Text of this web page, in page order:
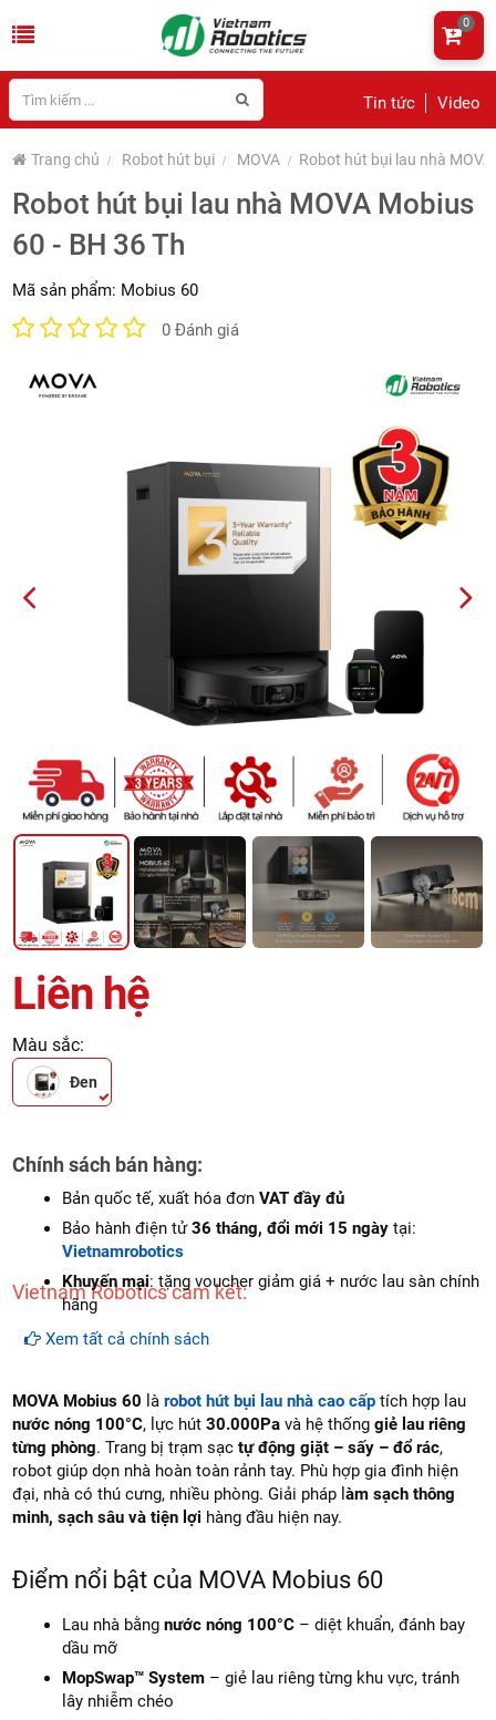
Tin tức Video
0
Trang chủ Robot hút bụi MOVA Robot hút bụi lau nhà
Robot hút bụi lau nhà MOVA Mobius
60 - BH 36 Th
Mã sản phẩm: Mobius 60
0 Đánh giá
PREVIOUS NEXT
Liên hệ
Màu sắc:
Đen
Chính sách bán hàng:
Vietnam Robotics cam kết:
Bản quốc tế, xuất hóa đơnVAT đầy đủ
Bảo hành điện tử36 tháng, đổi mới 15 ngày tại:
Vietnamrobotics
Khuyến mại: tặng voucher giảm giá + nước lau sàn chính
hãng
Cam kết hàngmới 100%
Dịch vụ sau bán hàng: Vietnam robotics cam kết đảm
bảo dịch vụ bảo hành tại nhà, bảo trì định kỳ miễn phí,
cung cấp đầy đủ linh kiện - phụ tùng thay thế chính hàng
(genuine part) giảm giá 30% khi khách hàng mua linh
kiện sửa chữa (khi hết bảo hành).
Hồ trợ thanh toán trực tuyến, trả góp, cà thẻ
Xem tất cả chính sách
MOVA Mobius 60 làrobot hút bụi lau nhà cao cấp tích hợp lau
nước nóng 100°C, lực hút30.000Pa và hệ thốnggiẻ lau riêng
từng phòng. Trang bị trạm sạctự động giặt – sấy – đổ rác,
robot giúp dọn nhà hoàn toàn rảnh tay. Phù hợp gia đình hiện
đại, nhà có thú cưng, nhiều phòng. Giải pháp làm sạch thông
minh, sạch sâu và tiện lợi hàng đầu hiện nay.
Điểm nổi bật của MOVA Mobius 60
Lau nhà bằngnước nóng 100°C – diệt khuẩn, đánh bay
dầu mỡ
MopSwap™ System – giẻ lau riêng từng khu vực, tránh
lây nhiễm chéo